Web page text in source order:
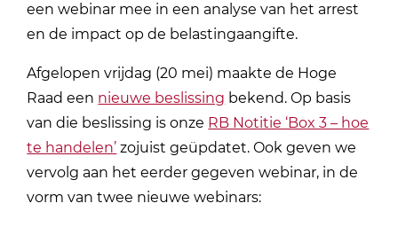
een webinar mee in een analyse van het arrest
en de impact op de belastingaangifte.
Afgelopen vrijdag (20 mei) maakte de Hoge
Raad een nieuwe beslissing bekend. Op basis
van die beslissing is onze RB Notitie ‘Box 3 – hoe
te handelen’ zojuist geüpdatet. Ook geven we
vervolg aan het eerder gegeven webinar, in de
vorm van twee nieuwe webinars: